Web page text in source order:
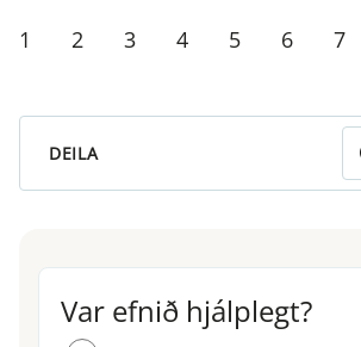
1 2 3 4 5 6 7
DEILA
Var efnið hjálplegt?
Var efnið hjálplegt?